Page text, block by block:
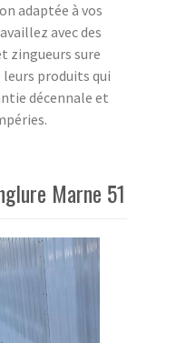
adaptée à vos
avec des
zingueurs sure
produits qui
décennale et
Marne 51